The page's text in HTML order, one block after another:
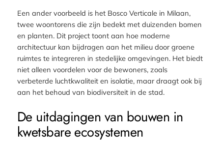
Een ander voorbeeld is het Bosco Verticale in Milaan,
twee woontorens die zijn bedekt met duizenden bomen
en planten. Dit project toont aan hoe moderne
architectuur kan bijdragen aan het milieu door groene
ruimtes te integreren in stedelijke omgevingen. Het biedt
niet alleen voordelen voor de bewoners, zoals
verbeterde luchtkwaliteit en isolatie, maar draagt ook bij
aan het behoud van biodiversiteit in de stad.
De uitdagingen van bouwen in
kwetsbare ecosystemen